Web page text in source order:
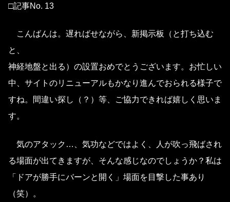
□記事No. 13
こんばんは。遅ればせながら、新掲示板（と打ち込む
と、
神経地盤と出る）の設置おめでとうございます。お忙しい
中、サイトのリニューアルもかなり進んでおられる様子で
すね。間違い探し（？）等、ご協力できれば嬉しく思いま
す。
気のアタック…、気功などではよく、人が吹っ飛ばされ
る場面が出てきますが、そんな感じなのでしょうか？私は
「ドアが勝手にバーンと開く」場面を目撃した事あり
（笑）。